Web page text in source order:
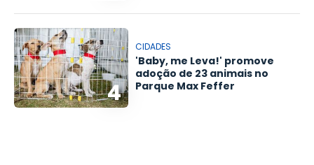
4
CIDADES
'Baby, me Leva!' promove
adoção de 23 animais no
Parque Max Feffer